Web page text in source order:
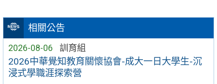
相關公告
2026-08-06 訓育組
2026中華覺知教育關懷協會-成大一日大學生-沉
浸式學職涯探索營